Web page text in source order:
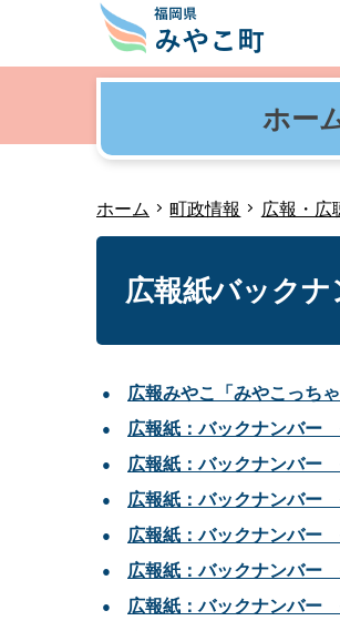
ホー
ホーム 町政情報 広報・広
広報紙バックナ
広報みやこ「みやこっち
広報紙：バックナンバー
広報紙：バックナンバー
広報紙：バックナンバー
広報紙：バックナンバー
広報紙：バックナンバー
広報紙：バックナンバー